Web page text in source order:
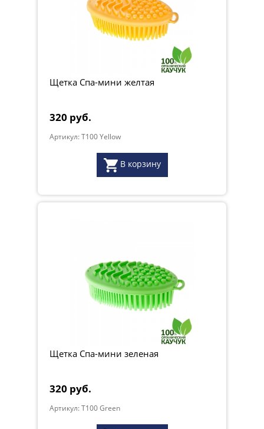
Щетка Спа-мини желтая
320 руб.
Артикул: T100 Yellow
В корзину
Щетка Спа-мини зеленая
320 руб.
Артикул: T100 Green